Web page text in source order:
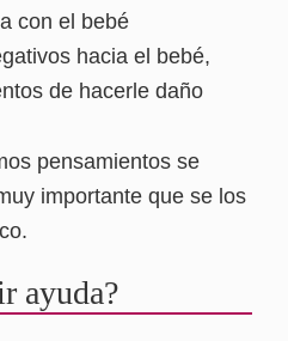
con el bebé
hacia el bebé,
de hacerle daño
pensamientos se
importante que se los
ayuda?